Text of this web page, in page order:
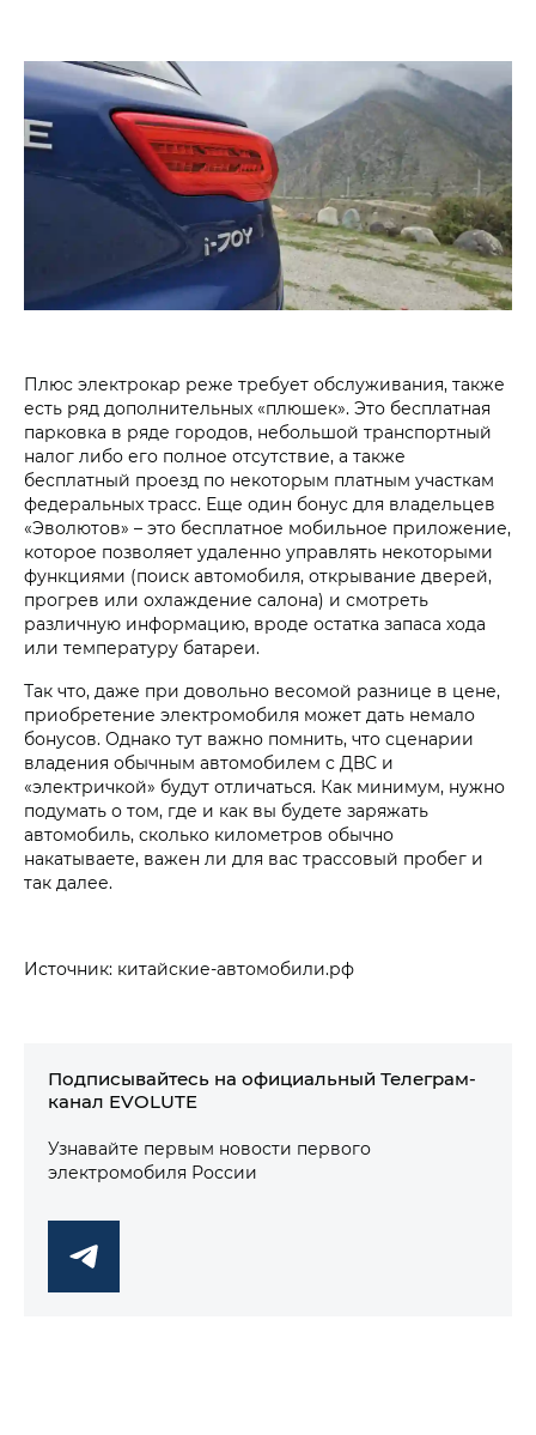
Плюс электрокар реже требует обслуживания, также
есть ряд дополнительных «плюшек». Это бесплатная
парковка в ряде городов, небольшой транспортный
налог либо его полное отсутствие, а также
бесплатный проезд по некоторым платным участкам
федеральных трасс. Еще один бонус для владельцев
«Эволютов» – это бесплатное мобильное приложение,
которое позволяет удаленно управлять некоторыми
функциями (поиск автомобиля, открывание дверей,
прогрев или охлаждение салона) и смотреть
различную информацию, вроде остатка запаса хода
или температуру батареи.
Так что, даже при довольно весомой разнице в цене,
приобретение электромобиля может дать немало
бонусов. Однако тут важно помнить, что сценарии
владения обычным автомобилем с ДВС и
«электричкой» будут отличаться. Как минимум, нужно
подумать о том, где и как вы будете заряжать
автомобиль, сколько километров обычно
накатываете, важен ли для вас трассовый пробег и
так далее.
Источник: китайские-автомобили.рф
Подписывайтесь на официальный Телеграм-
канал EVOLUTE
Узнавайте первым новости первого
электромобиля России